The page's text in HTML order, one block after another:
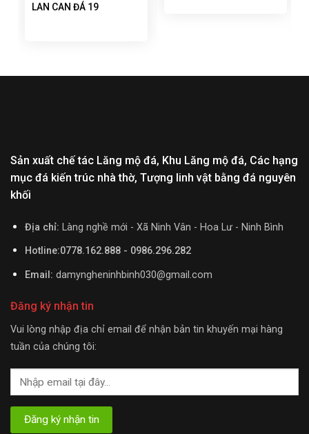
LAN CAN ĐÁ 19
Sản xuất chế tác Lăng mộ đá, Khu Lăng mộ đá, Các hạng
mục đá kiến trúc nhà thờ, Tượng linh vật bằng đá nguyên
khối
Địa chỉ: Làng nghề mới - Xã Ninh Vân - Hoa Lư - Ninh Bình
Hotline:0778.162.888 - 0986.296.282
Email: damyngheninhbinh030@gmail.com
Đăng ký nhận tin
Vui lòng nhập địa chỉ email để nhận bản tin khuyến mại hàng
tuần của chúng tôi: